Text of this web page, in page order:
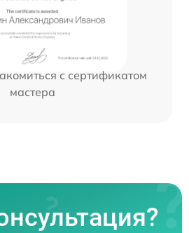
с сертификатом
мастера